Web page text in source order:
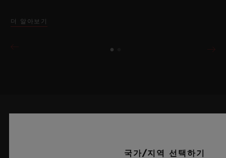
더 알아보기
최신 위블로 뉴스를 업데이트 받겠습니다.
국가/지역 선택하기